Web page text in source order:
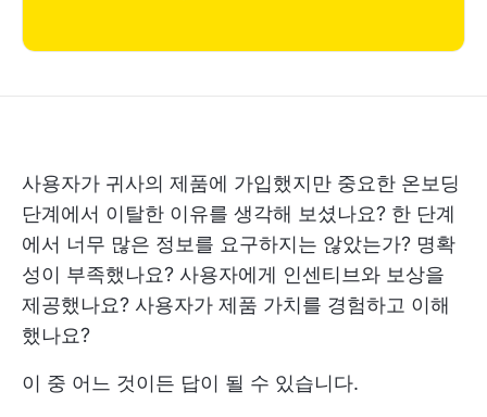
사용자가 귀사의 제품에 가입했지만 중요한 온보딩
단계에서 이탈한 이유를 생각해 보셨나요? 한 단계
에서 너무 많은 정보를 요구하지는 않았는가? 명확
성이 부족했나요? 사용자에게 인센티브와 보상을
제공했나요? 사용자가 제품 가치를 경험하고 이해
했나요?
이 중 어느 것이든 답이 될 수 있습니다.